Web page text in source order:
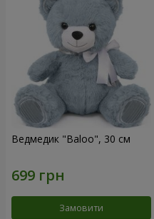
Ведмедик "Baloo", 30 см
Замовити